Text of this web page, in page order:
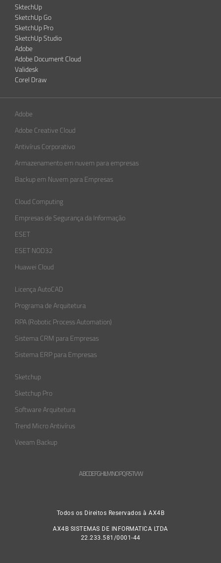
SktechUp
SketchUp Go
SketchUp Pro
SketchUp Studio
Adobe
Adobe Document Cloud
Validesk
Corel Draw
Adobe
Adobe Creative Cloud
Antivírus Corporativo
Armazenamento em nuvem para empresas
Backup em Nuvem para Empresas
Cloud Computing
Empresas de Segurança da Informação​
ESET
ESET NOD32
Huawei Cloud
Licença AutoCAD
Programa de Arquitetura
RPA (Robotic Process Automation)
Sistema CRM para Empresas
Sistema ERP para Empresas
Sketchup
Sketchup Pro
Software Arquitetura
Trend Micro Antivírus
Veeam Backup
ABCDEFGHLMNOPQRSTVW
Todos os Direitos Reservados à AX4B
AX4B SISTEMAS DE INFORMATICA LTDA
22.233.581/0001-44